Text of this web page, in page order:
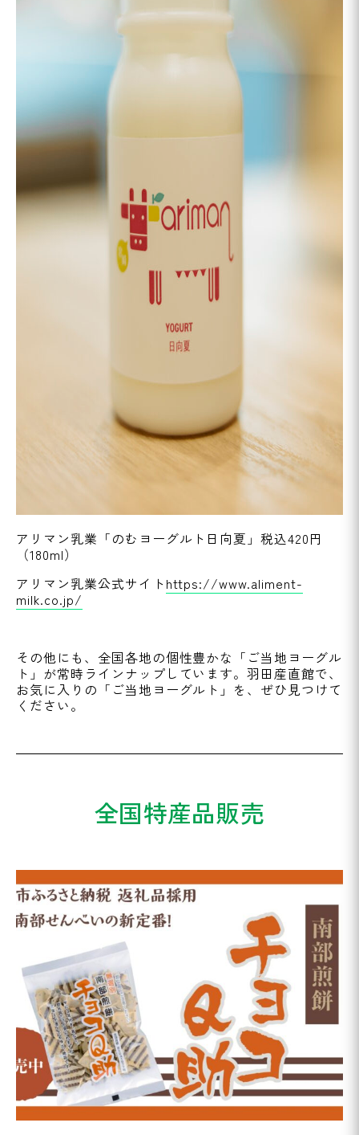
アリマン乳業「のむヨーグルト日向夏」税込420円
（180ml）
アリマン乳業公式サイトhttps://www.aliment-
milk.co.jp/
その他にも、全国各地の個性豊かな「ご当地ヨーグル
ト」が常時ラインナップしています。羽田産直館で、
お気に入りの「ご当地ヨーグルト」を、ぜひ見つけて
ください。
全国特産品販売